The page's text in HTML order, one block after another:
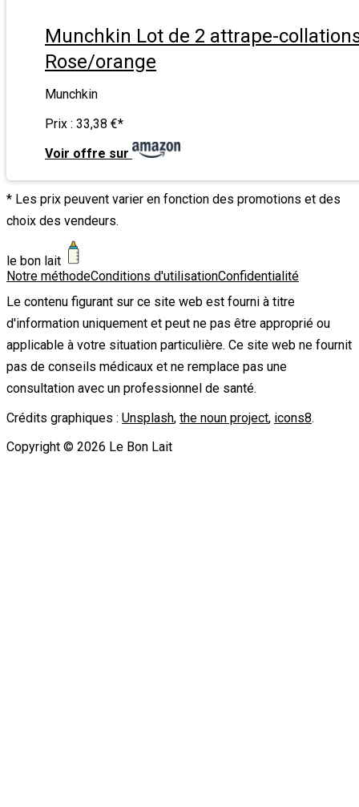
Munchkin Lot de 2 attrape-
Rose/orange
Munchkin
Prix : 33,38 €*
Voir offre sur
* Les prix peuvent varier en fonction des promotions et des
choix des vendeurs.
le bon lait
Notre méthodeConditions d'utilisationConfidentialité
Le contenu figurant sur ce site web est fourni à titre
d'information uniquement et peut ne pas être approprié ou
applicable à votre situation particulière. Ce site web ne fournit
pas de conseils médicaux et ne remplace pas une
consultation avec un professionnel de santé.
Crédits graphiques : Unsplash, the noun project, icons8.
Copyright © 2026 Le Bon Lait